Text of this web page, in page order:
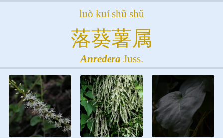
luò kuí shǔ shǔ
落葵薯属
Anredera Juss.